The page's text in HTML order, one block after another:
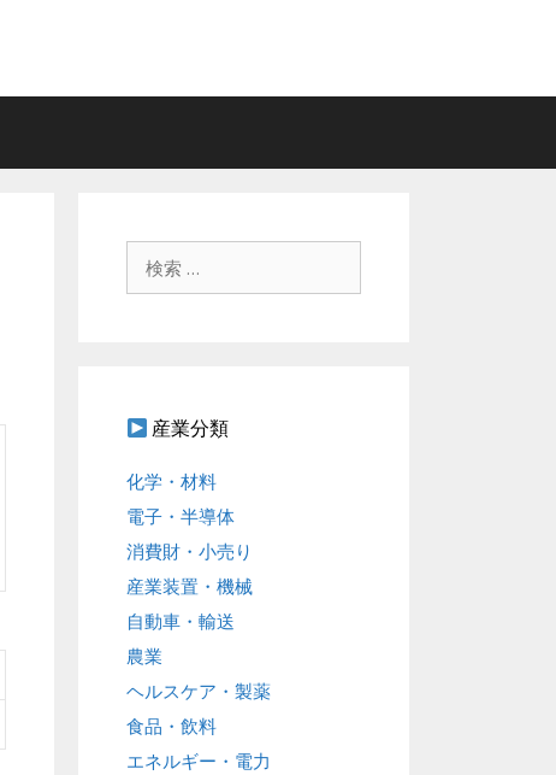
産業分類
化学・材料
電子・半導体
消費財・小売り
産業装置・機械
自動車・輸送
農業
ヘルスケア・製薬
食品・飲料
エネルギー・電力